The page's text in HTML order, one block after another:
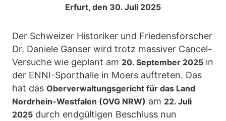
Erfurt, den 30. Juli 2025
Der Schweizer Historiker und Friedensforscher
Dr. Daniele Ganser wird trotz massiver Cancel-
Versuche wie geplant am 20. September 2025 in
der ENNI-Sporthalle in Moers auftreten. Das
hat das Oberverwaltungsgericht für das Land
Nordrhein-Westfalen (OVG NRW) am 22. Juli
2025 durch endgültigen Beschluss nun